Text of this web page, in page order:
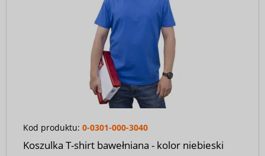
Kod produktu: 0-0301-000-3040
Koszulka T-shirt bawełniana - kolor niebieski